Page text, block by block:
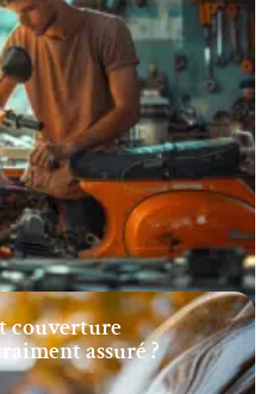
couverture
assuré ?